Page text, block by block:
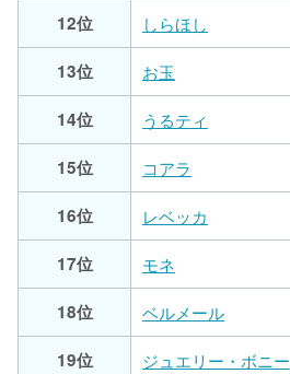
12位
しらほし
13位
お玉
14位
うるティ
15位
コアラ
16位
レベッカ
17位
モネ
18位
ベルメール
19位
ジュエリー・ボニー